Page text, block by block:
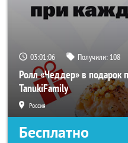
03:01:05 Получили: 108
Ролл «Чеддер» в подарок
TanukiFamily
Россия
Бесплатно